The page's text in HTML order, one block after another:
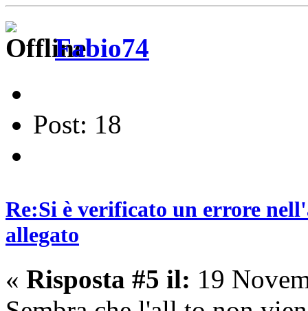
Fabio74
Post: 18
Re:Si è verificato un errore
allegato
« Risposta #5 il: 19